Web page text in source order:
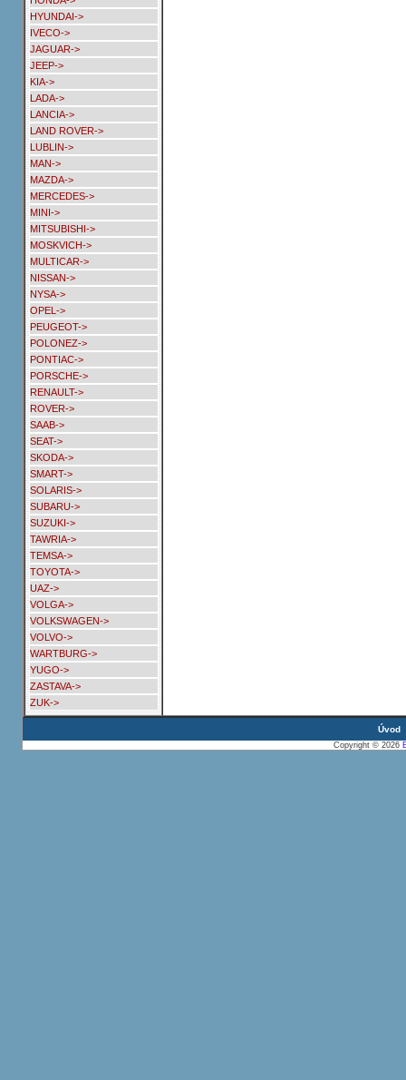
HYUNDAI->
IVECO->
JAGUAR->
JEEP->
KIA->
LADA->
LANCIA->
LAND ROVER->
LUBLIN->
MAN->
MAZDA->
MERCEDES->
MINI->
MITSUBISHI->
MOSKVICH->
MULTICAR->
NISSAN->
NYSA->
OPEL->
PEUGEOT->
POLONEZ->
PONTIAC->
PORSCHE->
RENAULT->
ROVER->
SAAB->
SEAT->
SKODA->
SMART->
SOLARIS->
SUBARU->
SUZUKI->
TAWRIA->
TEMSA->
TOYOTA->
UAZ->
VOLGA->
VOLKSWAGEN->
VOLVO->
WARTBURG->
YUGO->
ZASTAVA->
ZUK->
Úvod
Copyright © 2026